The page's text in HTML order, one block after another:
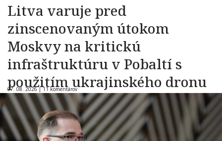
Litva varuje pred
zinscenovaným útokom
Moskvy na kritickú
infraštruktúru v Pobaltí s
použitím ukrajinského dronu
07. 08. 2026 |11 komentárov